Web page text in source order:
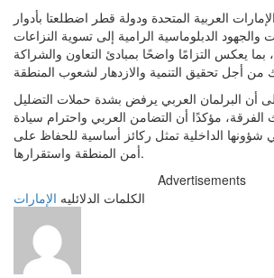
العربية المتحدة ودولة قطر اضطلعتا بأدوار
الدبلوماسية الرامية إلى تسوية النزاعات
بما يعكس التزامًا واضحًا بمبادئ التعاون والشراكة
أن البرلمان العربي يرفض بشدة حملات التضليل
الفرقة، مؤكدًا أن التضامن العربي واحترام سيادة
شؤونها الداخلية تمثل ركائز أساسية للحفاظ على
أمن المنطقة واستقرارها.
Advertisements
الكلمات الدلائليه الإمارات